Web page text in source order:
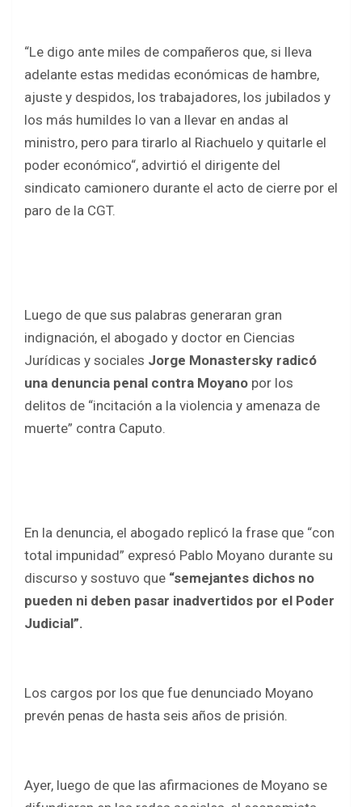
“Le digo ante miles de compañeros que, si lleva
adelante estas medidas económicas de hambre,
ajuste y despidos, los trabajadores, los jubilados y
los más humildes lo van a llevar en andas al
ministro, pero para tirarlo al Riachuelo y quitarle el
poder económico“, advirtió el dirigente del
sindicato camionero durante el acto de cierre por el
paro de la CGT.
Luego de que sus palabras generaran gran
indignación, el abogado y doctor en Ciencias
Jurídicas y sociales Jorge Monastersky radicó
una denuncia penal contra Moyano por los
delitos de “incitación a la violencia y amenaza de
muerte” contra Caputo.
En la denuncia, el abogado replicó la frase que “con
total impunidad” expresó Pablo Moyano durante su
discurso y sostuvo que “semejantes dichos no
pueden ni deben pasar inadvertidos por el Poder
Judicial”.
Los cargos por los que fue denunciado Moyano
prevén penas de hasta seis años de prisión.
Ayer, luego de que las afirmaciones de Moyano se